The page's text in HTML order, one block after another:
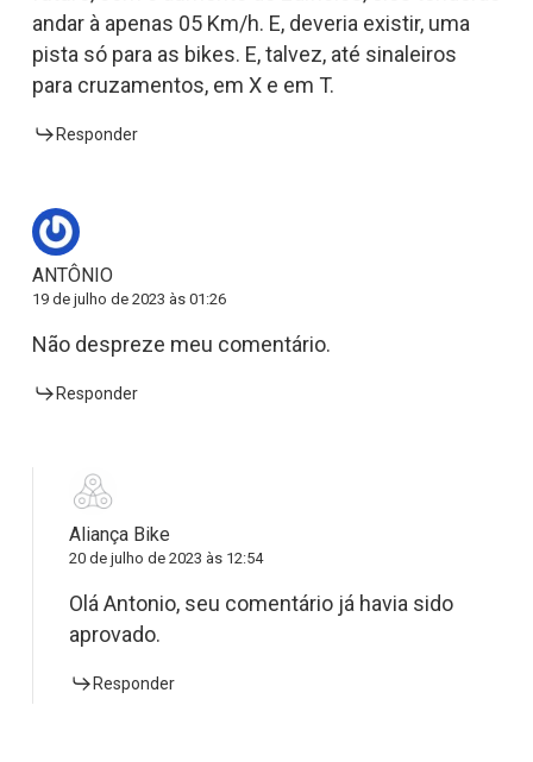
andar à apenas 05 Km/h. E, deveria existir, uma
pista só para as bikes. E, talvez, até sinaleiros
para cruzamentos, em X e em T.
Responder
ANTÔNIO
19 de julho de 2023 às 01:26
Não despreze meu comentário.
Responder
Aliança Bike
20 de julho de 2023 às 12:54
Olá Antonio, seu comentário já havia sido
aprovado.
Responder